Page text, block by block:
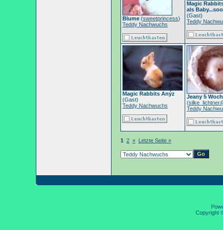
Blume (sweetprincess)
Teddy Nachwuchs
Magic
als
(Gast)
Teddy
Magic Rabbits Anýz
(Gast)
Teddy Nachwuchs
Jeany 5
(
Teddy
1 2 » Letzte Seite »
Copyright